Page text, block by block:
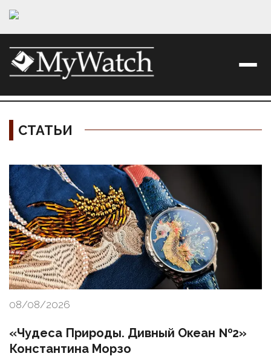
СТАТЬИ
Материалы
08/08/2026
«Чудеса Природы. Дивный Океан №2»
Константина Морзо